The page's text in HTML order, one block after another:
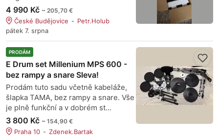
4 990 Kč ~ 205,70 €
České Budějovice
Petr.Holub
pátek 7. srpna
PRODÁM
E Drum set Millenium MPS 600 -
bez rampy a snare Sleva!
Prodám tuto sadu včetně kabeláže,
šlapka TAMA, bez rampy a snare. Vše
je plně funkční a v dobrém st...
3 800 Kč ~ 154,90 €
Praha 10
Zdenek.Bartak